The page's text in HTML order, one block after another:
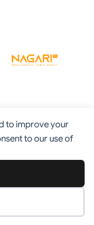
to improve your
to our use of
Iklan